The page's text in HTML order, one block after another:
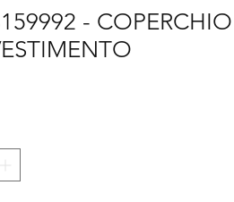
- COPERCHIO